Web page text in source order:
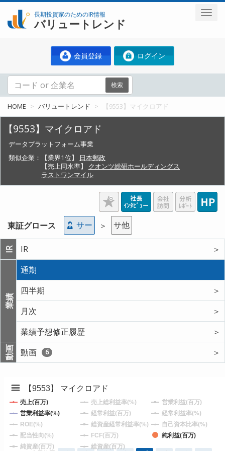
長期投資家のためのIR情報
バリュートレンド
会員登録 ログイン
検索
HOME バリュートレンド 【9553】マイクロアド
【9553】マイクロアド
データプラットフォーム事業
類似企業：
【業界1位】
日本郵政
【売上同水準】
クオンツ総研ホールディングス
ラストワンマイル
東証グロース サー ＞ サ他
IR IR ＞
業績
通期
四半期
＞
月次
＞
業績予想修正履歴
＞
動画 動画 6 ＞
【9553】 マイクロアド
売上(百万) 売上総利益率(%)
営業利益(百万)
営業利益率(%)
経常利益(百万)
経常利益率(%)
ROE(%)
総資産経常利益率(%)
自己資本比率(%)
配当性向(%)
FCF(百万)
純利益(百万)
純資産(百万)
総資産(百万)